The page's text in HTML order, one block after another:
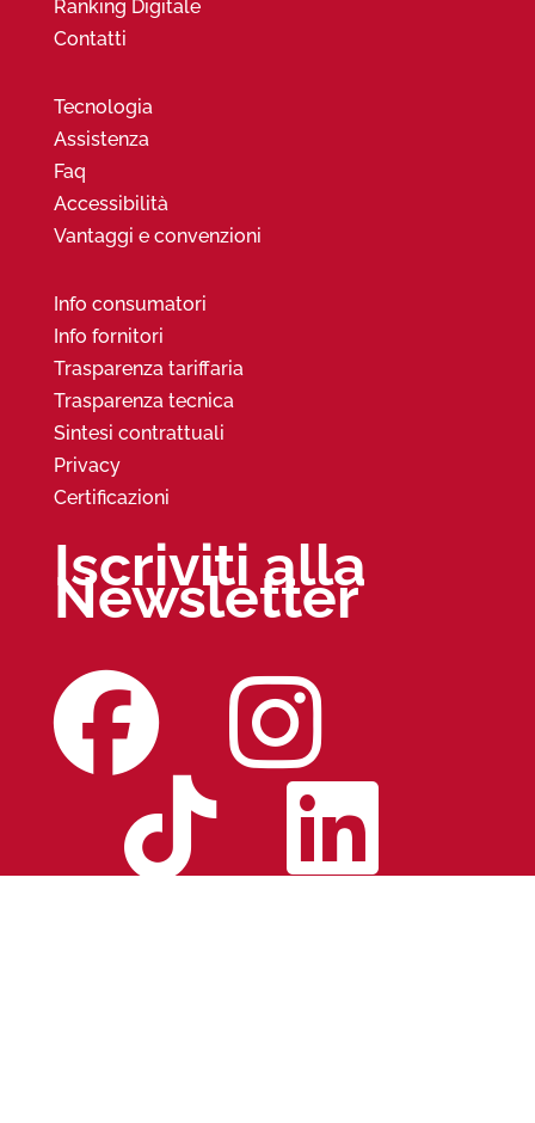
Ranking Digitale
Contatti
Tecnologia
Assistenza
Faq
Accessibilità
Vantaggi e convenzioni
Info consumatori
Info fornitori
Trasparenza tariffaria
Trasparenza tecnica
Sintesi contrattuali
Privacy
Certificazioni
Iscriviti alla
Newsletter